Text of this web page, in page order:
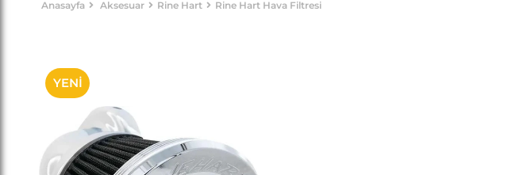
Anasayfa Aksesuar Rine Hart Rine Hart Hava Filtresi
YENI